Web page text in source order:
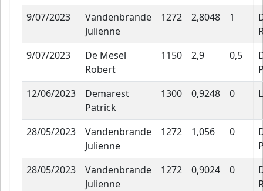
9/07/2023
Vandenbrande
Julienne
1272 2,8048 1
9/07/2023
De Mesel
Robert
1150 2,9 0,5
12/06/2023
Demarest
Patrick
1300 0,9248 0
28/05/2023
Vandenbrande
Julienne
1272 1,056 0
28/05/2023
Vandenbrande
Julienne
1272 0,9024 0